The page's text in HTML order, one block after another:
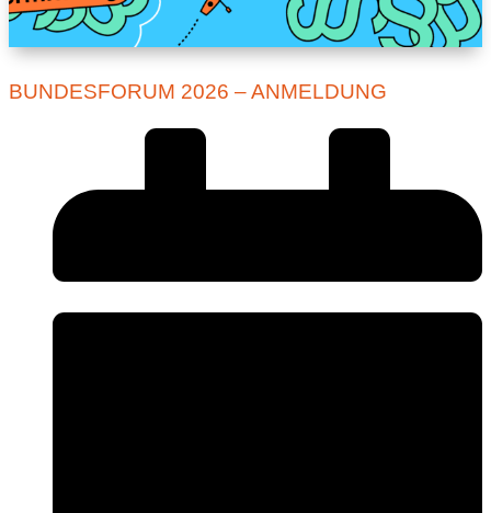
BUNDESFORUM 2026 – ANMELDUNG